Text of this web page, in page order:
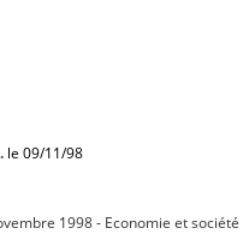
le 09/11/98
1998 - Economie et